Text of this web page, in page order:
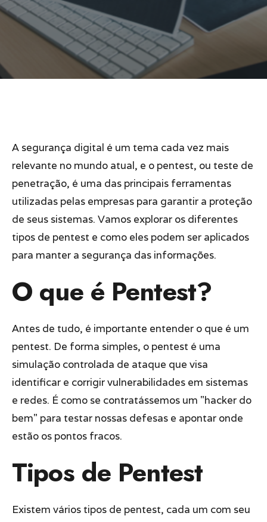
A segurança digital é um tema cada vez mais
relevante no mundo atual, e o pentest, ou teste de
penetração, é uma das principais ferramentas
utilizadas pelas empresas para garantir a proteção
de seus sistemas. Vamos explorar os diferentes
tipos de pentest e como eles podem ser aplicados
para manter a segurança das informações.
O que é Pentest?
Antes de tudo, é importante entender o que é um
pentest. De forma simples, o pentest é uma
simulação controlada de ataque que visa
identificar e corrigir vulnerabilidades em sistemas
e redes. É como se contratássemos um "hacker do
bem" para testar nossas defesas e apontar onde
estão os pontos fracos.
Tipos de Pentest
Existem vários tipos de pentest, cada um com seu